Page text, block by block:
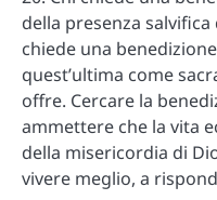
della presenza
chiede una
quest’ultima come
offre. Cercare la
ammettere che la vita
della misericordia di
vivere meglio, a